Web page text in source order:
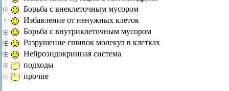
Борьба с внеклеточным мусором
Избавление от ненужных клеток
Борьба с внутриклеточным мусором
Разрушение сшивок молекул в клетках
Нейроэндокринная система
подходы
прочие